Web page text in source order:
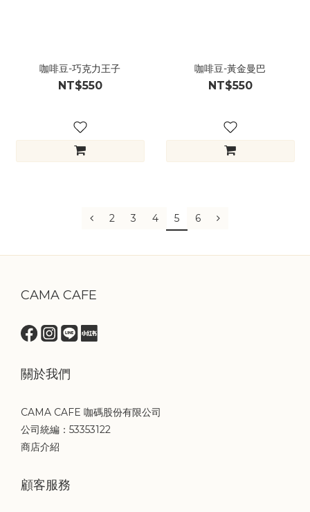
咖啡豆-巧克力王子
NT$550
咖啡豆-黃金曼巴
NT$550
2 3 4 5 6
CAMA CAFE
關於我們
CAMA CAFE 咖碼股份有限公司
公司統編：53353122
商店介紹
顧客服務